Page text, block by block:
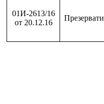
01И-2613/16
от 20.12.16